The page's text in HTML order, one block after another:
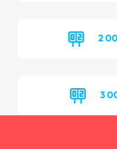
2
3